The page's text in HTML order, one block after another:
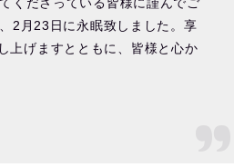
くださっている皆様に謹んでご
2月23日に永眠致しました。享
上げますとともに、皆様と心か